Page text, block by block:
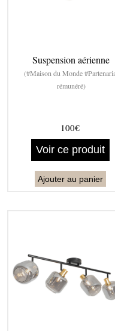
Suspension aérienne
(#Maison du Monde
rémunéré)
100€
Voir ce produit
Ajouter au panier